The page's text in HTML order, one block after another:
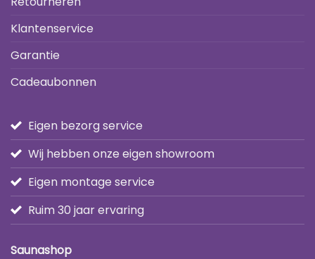
Klantenservice
Garantie
Cadeaubonnen
Eigen bezorg service
Wij hebben onze eigen showroom
Eigen montage service
Ruim 30 jaar ervaring
Saunashop